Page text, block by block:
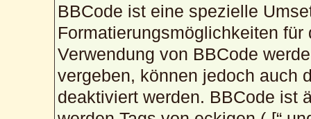
BBCode ist eine spezielle
Formatierungsmöglichkeiten
Verwendung von BBCode
vergeben, können jedoch auch
deaktiviert werden. BBCode ist